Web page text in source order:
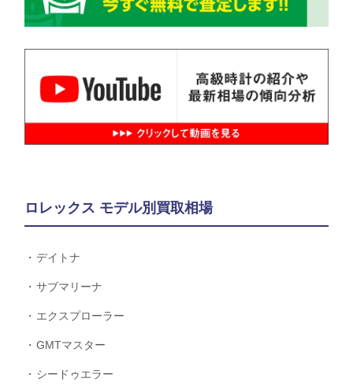
ロレックス モデル別買取相場
デイトナ
サブマリーナ
エクスプローラー
GMTマスター
シードゥエラー